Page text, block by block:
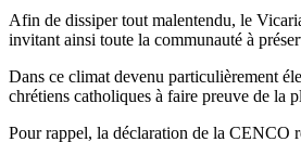
Afin de dissiper tout malentendu, le
invitant ainsi toute la communauté à
Dans ce climat devenu particulièrement
chrétiens catholiques à faire preuve de la
Pour rappel, la déclaration de la CENCO